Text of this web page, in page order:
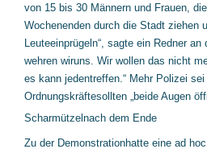
von 15 bis 30 Männern und Frauen,
Wochenenden durch die Stadt ziehen
Leuteeinprügeln“, sagte ein Redner an
wehren wiruns. Wir wollen das nicht
es kann jedentreffen.“ Mehr Polizei
Ordnungskräftesollten „beide Augen
Scharmützelnach dem Ende
Zu der Demonstrationhatte eine ad